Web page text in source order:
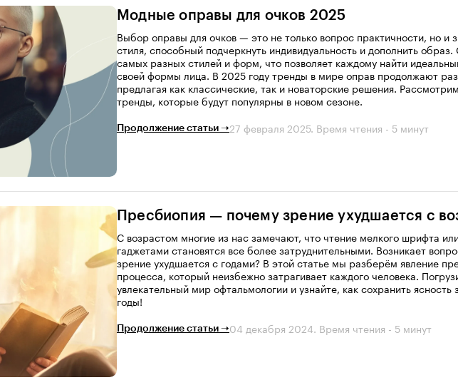
Модные оправы для очков 2025
Выбор оправы для очков — это не только вопрос практичности, но и
стиля, способный подчеркнуть индивидуальность и дополнить
самых разных стилей и форм, что позволяет каждому найти
своей формы лица. В 2025 году тренды в мире оправ продолжают
предлагая как классические, так и новаторские решения.
тренды, которые будут популярны в новом сезоне.
Продолжение статьи ➝27 февраля 2025. Время чтения - 5 минут
Пресбиопия — почему зрение ухудшается с
С возрастом многие из нас замечают, что чтение мелкого шрифта
гаджетами становятся все более затруднительными. Возникает
зрение ухудшается с годами? В этой статье мы разберём явление
процесса, который неизбежно затрагивает каждого человека.
увлекательный мир офтальмологии и узнайте, как сохранить ясность
годы!
Продолжение статьи ➝04 декабря 2024. Время чтения - 5 минут